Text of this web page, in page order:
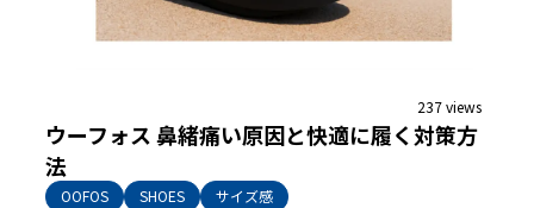
237 views
ウーフォス 鼻緒痛い原因と快適に履く対策方
法
OOFOS SHOES サイズ感